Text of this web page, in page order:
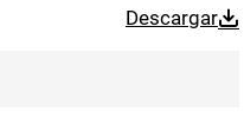
Descargar